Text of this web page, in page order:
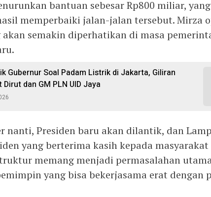
bantuan sebesar Rp800 miliar,
memperbaiki jalan-jalan tersebut. Mirza
semakin diperhatikan di masa
Gubernur Soal Padam Listrik di Jakarta, Giliran
Dirut dan GM PLN UID Jaya
nanti, Presiden baru akan dilantik, dan
yang berterima kasih kepada masyarakat
memang menjadi permasalahan
yang bisa bekerjasama erat dengan